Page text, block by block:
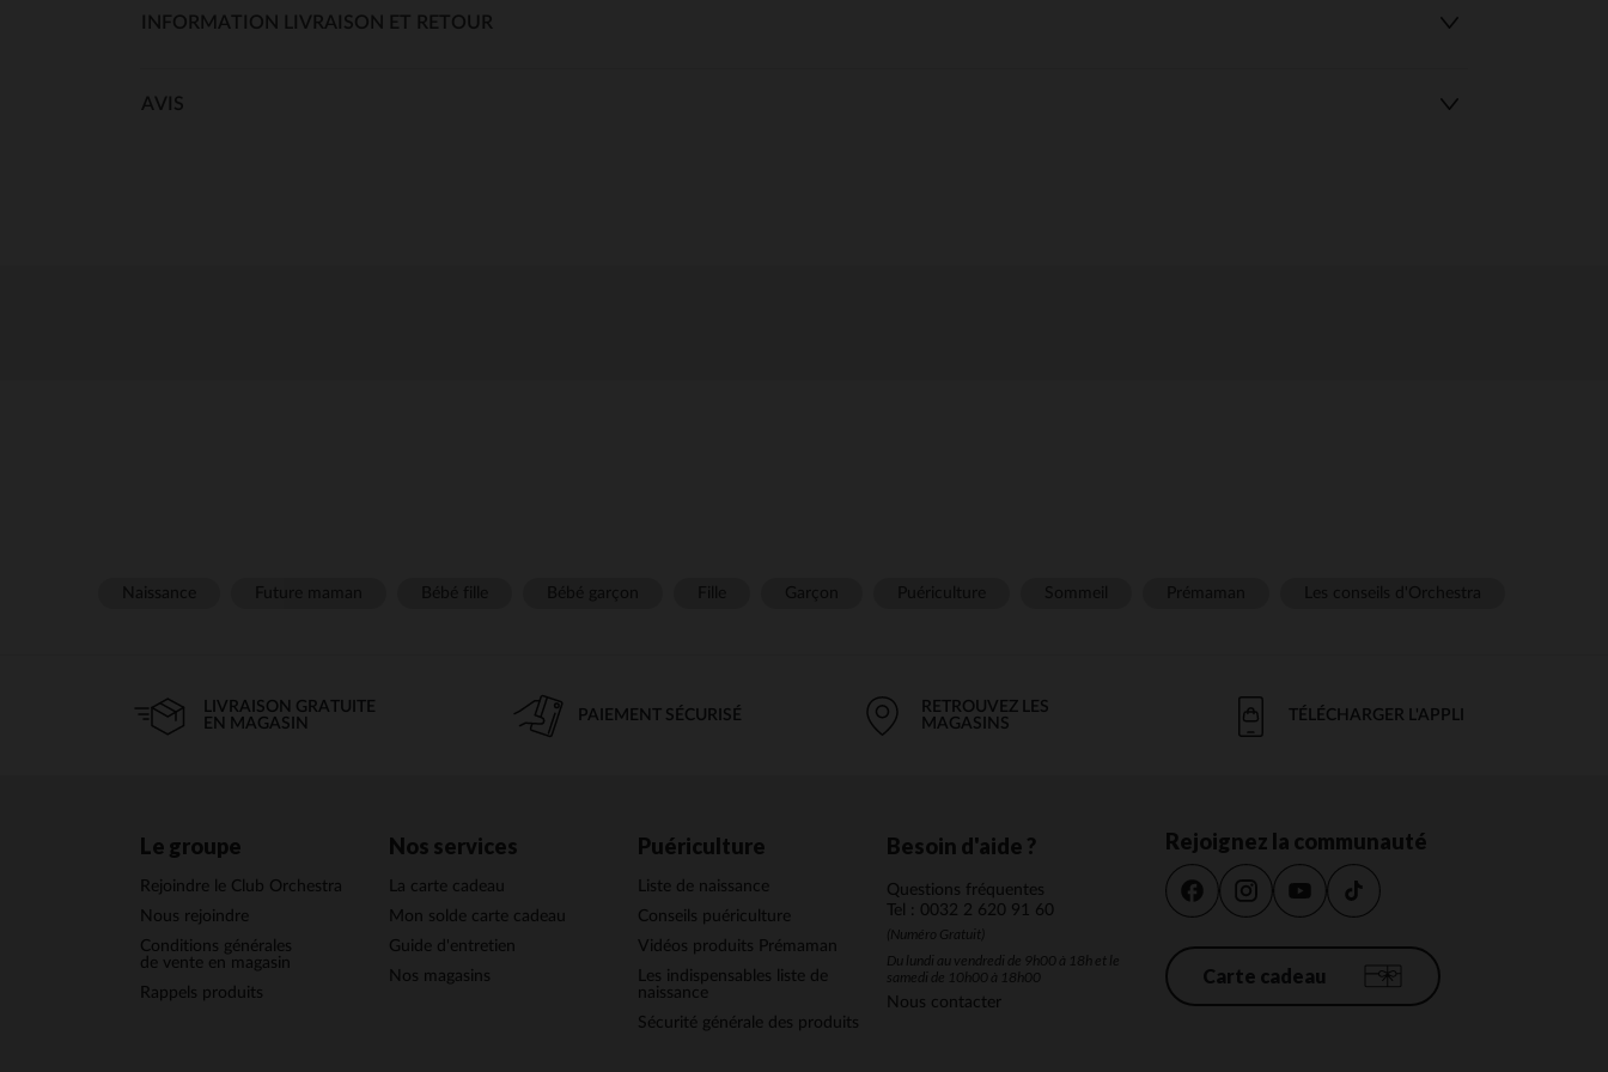
INFORMATION LIVRAISON ET RETOUR
AVIS
LIVRAISON GRATUITE
EN MAGASIN
PAIEMENT SÉCURISÉ
RETROUVEZ LES
MAGASINS
TÉLÉCHARGER L'APPLI
Le groupe
Rejoindre le Club Orchestra
Nous rejoindre
Conditions générales
de vente en magasin
Rappels produits
Nos services
La carte cadeau
Mon solde carte cadeau
Guide d'entretien
Nos magasins
Puériculture
Liste de naissance
Conseils puériculture
Vidéos produits Prémaman
Les indispensables liste de
naissance
Sécurité générale des produits
Besoin d'aide ?
Questions fréquentes
Tel : 0032 2 620 91 60
(Numéro Gratuit)
Du lundi au vendredi de 9h00 à 18h et le
samedi de 10h00 à 18h00
Nous contacter
Rejoignez la communauté
Carte cadeau